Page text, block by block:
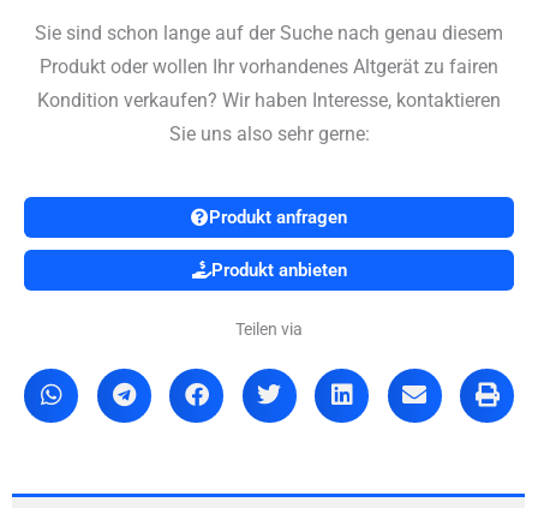
Sie sind schon lange auf der Suche nach genau diesem
Produkt oder wollen Ihr vorhandenes Altgerät zu fairen
Kondition verkaufen? Wir haben Interesse, kontaktieren
Sie uns also sehr gerne:
Produkt anfragen
Produkt anbieten
Teilen via